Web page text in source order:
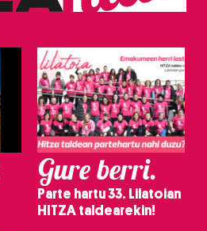
Gure berri.
Parte hartu 33. Lilatoian
HITZA taldearekin!